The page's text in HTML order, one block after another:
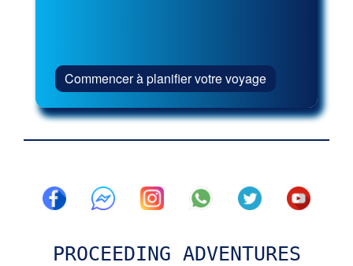
Commencer à planifier votre voyage
PROCEEDING ADVENTURES